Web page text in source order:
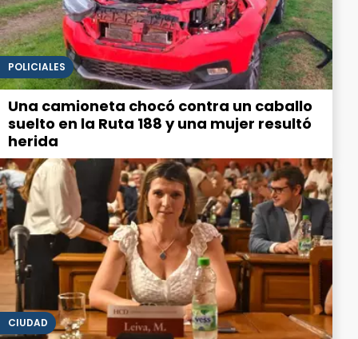
POLICIALES
Una camioneta chocó contra un caballo
suelto en la Ruta 188 y una mujer resultó
herida
CIUDAD